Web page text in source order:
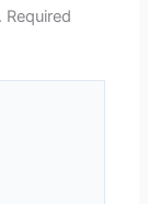
Required